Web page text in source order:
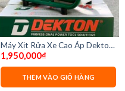
Máy Xịt Rửa Xe Cao Áp Dekton
DK-CWR2600F
1,950,000₫
THÊM VÀO GIỎ HÀNG